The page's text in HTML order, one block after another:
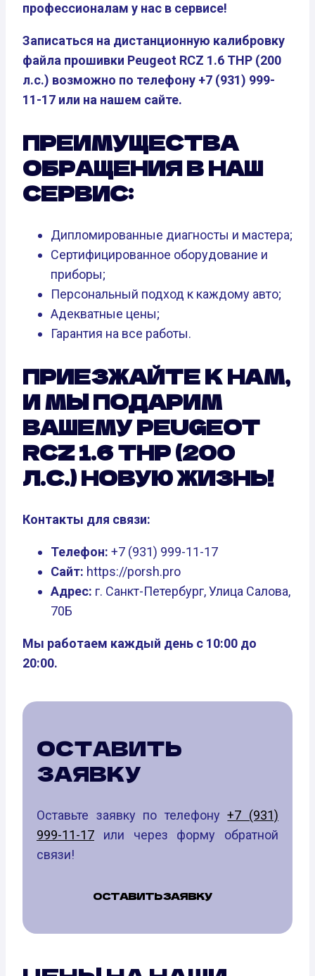
профессионалам у нас в сервисе!
Записаться на дистанционную калибровку
файла прошивки Peugeot RCZ 1.6 THP (200
л.с.) возможно по телефону +7 (931) 999-
11-17 или на нашем сайте.
ПРЕИМУЩЕСТВА
ОБРАЩЕНИЯ В НАШ
СЕРВИС:
Дипломированные диагносты и мастера;
Сертифицированное оборудование и
приборы;
Персональный подход к каждому авто;
Адекватные цены;
Гарантия на все работы.
ПРИЕЗЖАЙТЕ К НАМ,
И МЫ ПОДАРИМ
ВАШЕМУ PEUGEOT
RCZ 1.6 THP (200
Л.С.) НОВУЮ ЖИЗНЬ!
Контакты для связи:
Телефон: +7 (931) 999-11-17
Сайт: https://porsh.pro
Адрес: г. Санкт-Петербург, Улица Салова,
70Б
Мы работаем каждый день с 10:00 до
20:00.
ОСТАВИТЬ
ЗАЯВКУ
Оставьте заявку по телефону+7 (931)
999-11-17 или через форму обратной
связи!
ОСТАВИТЬ ЗАЯВКУ